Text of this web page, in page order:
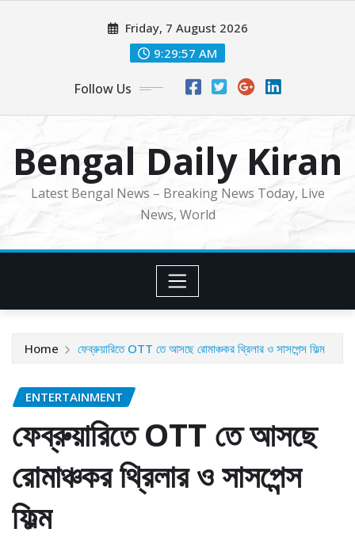
Friday, 7 August 2026
9:29:59 AM
Follow Us
Bengal Daily Kiran
Latest Bengal News – Breaking News Today, Live
News, World
Home ফেব্রুয়ারিতে OTT তে আসছে রোমাঞ্চকর থ্রিলার ও সাসপেন্স ফিল্ম
ENTERTAINMENT
ফেব্রুয়ারিতে OTT তে আসছে
রোমাঞ্চকর থ্রিলার ও সাসপেন্স
ফিল্ম